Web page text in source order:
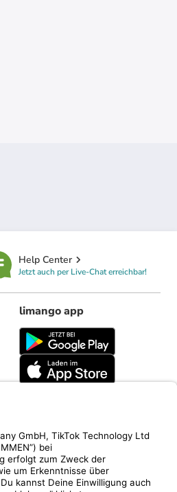
Help Center
Jetzt auch per Live-Chat erreichbar!
limango app
limango.nl limango.pl